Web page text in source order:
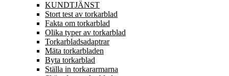
KUNDTJÄNST
Stort test av torkarblad
Fakta om torkarblad
Olika typer av torkarblad
Torkarbladsadaptrar
Mäta torkarbladen
Byta torkarblad
Ställa in torkararmarna